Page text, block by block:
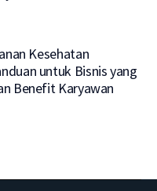
Kesehatan
untuk Bisnis yang
Benefit Karyawan